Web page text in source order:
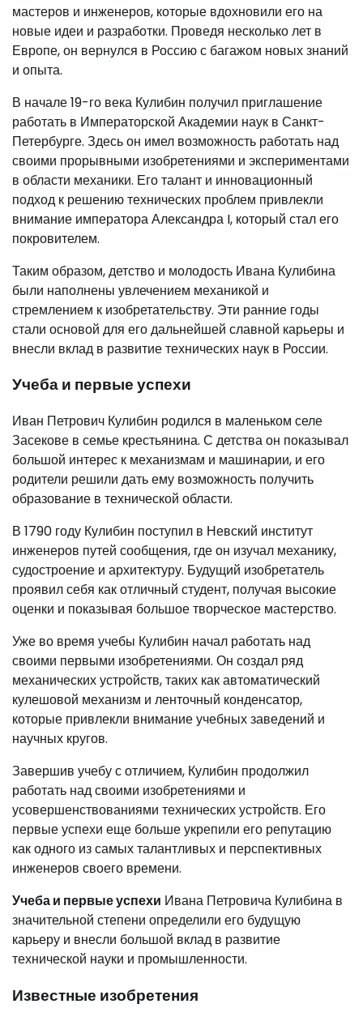
мастеров и инженеров, которые вдохновили его на
новые идеи и разработки. Проведя несколько лет в
Европе, он вернулся в Россию с багажом новых знаний
и опыта.
В начале 19-го века Кулибин получил приглашение
работать в Императорской Академии наук в Санкт-
Петербурге. Здесь он имел возможность работать над
своими прорывными изобретениями и экспериментами
в области механики. Его талант и инновационный
подход к решению технических проблем привлекли
внимание императора Александра I, который стал его
покровителем.
Таким образом, детство и молодость Ивана Кулибина
были наполнены увлечением механикой и
стремлением к изобретательству. Эти ранние годы
стали основой для его дальнейшей славной карьеры и
внесли вклад в развитие технических наук в России.
Учеба и первые успехи
Иван Петрович Кулибин родился в маленьком селе
Засекове в семье крестьянина. С детства он показывал
большой интерес к механизмам и машинарии, и его
родители решили дать ему возможность получить
образование в технической области.
В 1790 году Кулибин поступил в Невский институт
инженеров путей сообщения, где он изучал механику,
судостроение и архитектуру. Будущий изобретатель
проявил себя как отличный студент, получая высокие
оценки и показывая большое творческое мастерство.
Уже во время учебы Кулибин начал работать над
своими первыми изобретениями. Он создал ряд
механических устройств, таких как автоматический
кулешовой механизм и ленточный конденсатор,
которые привлекли внимание учебных заведений и
научных кругов.
Завершив учебу с отличием, Кулибин продолжил
работать над своими изобретениями и
усовершенствованиями технических устройств. Его
первые успехи еще больше укрепили его репутацию
как одного из самых талантливых и перспективных
инженеров своего времени.
Учеба и первые успехи Ивана Петровича Кулибина в
значительной степени определили его будущую
карьеру и внесли большой вклад в развитие
технической науки и промышленности.
Известные изобретения